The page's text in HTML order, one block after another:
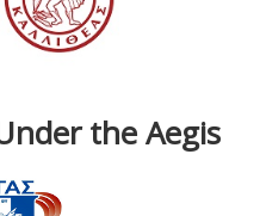
the Aegis